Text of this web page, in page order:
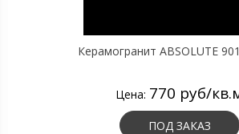
Керамогранит ABSOLUTE
Цена: 770 руб/
ПОД ЗАКАЗ